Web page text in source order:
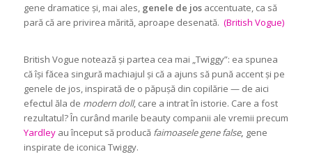
gene dramatice și, mai ales, genele de josaccentuate, ca să
pară că are privirea mărită, aproape desenată. (British Vogue)
British Vogue notează și partea cea mai „Twiggy”: ea spunea
că își făcea singură machiajul și că a ajuns să pună accent și pe
genele de jos, inspirată de o păpușă din copilărie — de aici
efectul ăla de modern doll, care a intrat în istorie. Care a fost
rezultatul? În curând marile beauty companii ale vremii precum
Yardleyau început să producă faimoasele gene false, gene
inspirate de iconica Twiggy.